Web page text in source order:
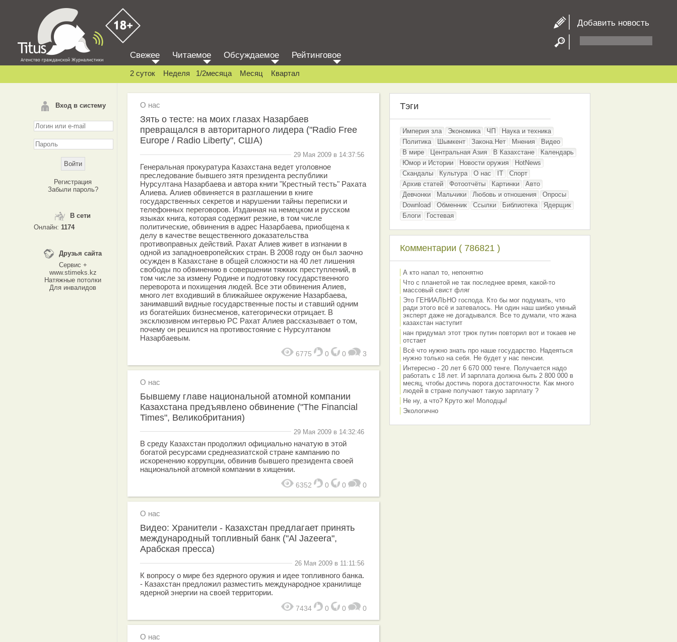
Добавить новость
Вход в систему
Регистрация
Забыли пароль?
В сети
Онлайн: 1174
Друзья сайта
Сервис +
www.stimeks.kz
Натяжные потолки
Для инвалидов
Свежее Читаемое Обсуждаемое Рейтинговое
2 суток Неделя 1/2месяца Месяц Квартал
О нас
Зять о тесте: на моих глазах Назарбаев
превращался в авторитарного лидера ("Radio Free
Europe / Radio Liberty", США)
29 Мая 2009 в 14:37:56
Генеральная прокуратура Казахстана ведет уголовное
преследование бывшего зятя президента республики
Нурсултана Назарбаева и автора книги "Крестный тесть" Рахата
Алиева. Алиев обвиняется в разглашении в книге
государственных секретов и нарушении тайны переписки и
телефонных переговоров. Изданная на немецком и русском
языках книга, которая содержит резкие, в том числе
политические, обвинения в адрес Назарбаева, приобщена к
делу в качестве вещественного доказательства
противоправных действий. Рахат Алиев живет в изгнании в
одной из западноевропейских стран. В 2008 году он был заочно
осужден в Казахстане в общей сложности на 40 лет лишения
свободы по обвинению в совершении тяжких преступлений, в
том числе за измену Родине и подготовку государственного
переворота и похищения людей. Все эти обвинения Алиев,
много лет входивший в ближайшее окружение Назарбаева,
занимавший видные государственные посты и ставший одним
из богатейших бизнесменов, категорически отрицает. В
эксклюзивном интервью РС Рахат Алиев рассказывает о том,
почему он решился на противостояние с Нурсултаном
Назарбаевым.
6775 0 0 3
О нас
Бывшему главе национальной атомной компании
Казахстана предъявлено обвинение ("The Financial
Times", Великобритания)
29 Мая 2009 в 14:32:46
В среду Казахстан продолжил официально начатую в этой
богатой ресурсами среднеазиатской стране кампанию по
искоренению коррупции, обвинив бывшего президента своей
национальной атомной компании в хищении.
6352 0 0 0
О нас
Видео: Хранители - Казахстан предлагает принять
международный топливный банк ("Al Jazeera",
Арабская пресса)
26 Мая 2009 в 11:11:56
К вопросу о мире без ядерного оружия и идее топливного банка.
- Казахстан предложил разместить международное хранилище
ядерной энергии на своей территории.
7434 0 0 0
О нас
Тэги
Империя зла Экономика ЧП
Наука и техника
Политика
Шымкент Закона.Нет Мнения
Видео
В мире
Центральная Азия В Казахстане
Календарь
Юмор и Истории
Новости оружия
HotNews
Скандалы
Культура О нас IT
Спорт
Архив статей
Фотоотчёты Картинки
Авто
Девчонки
Мальчики Любовь и отношения
Опросы
Download
Обменник Ссылки Библиотека
Ядерщик
Блоги
Гостевая
Комментарии ( 786821 )
А кто напал то, непонятно
Что с планетой не так последнее время, какой-то
массовый свист фляг
Это ГЕНИАЛЬНО господа. Кто бы мог подумать, что
ради этого всё и затевалось. Ни один наш шибко умный
эксперт даже не догадывался. Все то думали, что жана
казахстан наступит
нан придумал этот трюк путин повторил вот и токаев не
отстает
Всё что нужно знать про наше государство. Надеяться
нужно только на себя. Не будет у нас пенсии.
Интересно - 20 лет 6 670 000 тенге. Получается надо
работать с 18 лет. И зарплата должна быть 2 800 000 в
месяц, чтобы достичь порога достаточности. Как много
людей в стране получают такую зарплату ?
Не ну, а что? Круто же! Молодцы!
Экологично